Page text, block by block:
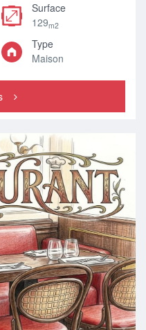
Surface
129m2
Type
Maison